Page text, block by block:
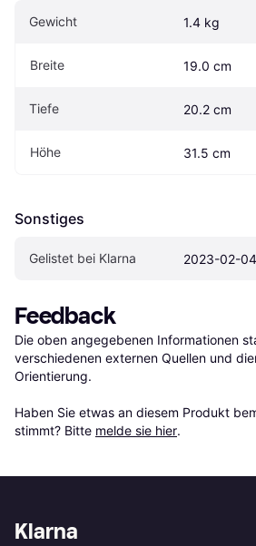
Gewicht 1.4 kg
Breite 19.0 cm
Tiefe 20.2 cm
Höhe 31.5 cm
Sonstiges
Gelistet bei Klarna 2023-02-04
Feedback
Die oben angegebenen Informationen
verschiedenen externen Quellen und
Orientierung.
Haben Sie etwas an diesem Produkt
stimmt? Bitte melde sie hier.
Klarna